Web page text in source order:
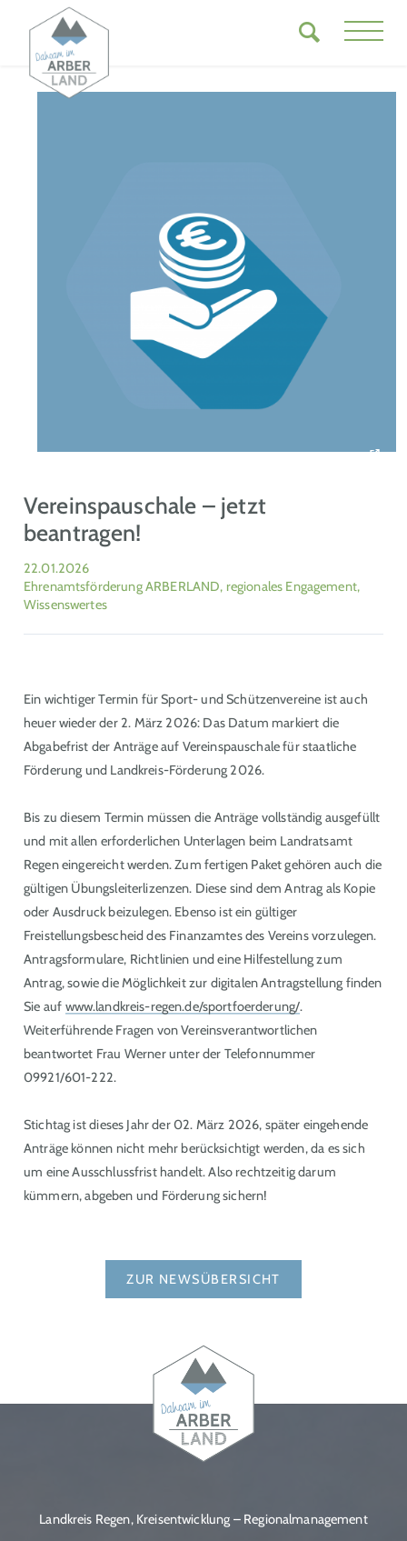
Vereinspauschale – jetzt
beantragen!
22.01.2026
Ehrenamtsförderung ARBERLAND, regionales Engagement,
Wissenswertes
Ein wichtiger Termin für Sport- und Schützenvereine ist auch
heuer wieder der 2. März 2026: Das Datum markiert die
Abgabefrist der Anträge auf Vereinspauschale für staatliche
Förderung und Landkreis-Förderung 2026.
Bis zu diesem Termin müssen die Anträge vollständig ausgefüllt
und mit allen erforderlichen Unterlagen beim Landratsamt
Regen eingereicht werden. Zum fertigen Paket gehören auch die
gültigen Übungsleiterlizenzen. Diese sind dem Antrag als Kopie
oder Ausdruck beizulegen. Ebenso ist ein gültiger
Freistellungsbescheid des Finanzamtes des Vereins vorzulegen.
Antragsformulare, Richtlinien und eine Hilfestellung zum
Antrag, sowie die Möglichkeit zur digitalen Antragstellung finden
Sie auf www.landkreis-regen.de/sportfoerderung/.
Weiterführende Fragen von Vereinsverantwortlichen
beantwortet Frau Werner unter der Telefonnummer
09921/601-222.
Stichtag ist dieses Jahr der 02. März 2026, später eingehende
Anträge können nicht mehr berücksichtigt werden, da es sich
um eine Ausschlussfrist handelt. Also rechtzeitig darum
kümmern, abgeben und Förderung sichern!
ZUR NEWSÜBERSICHT
Landkreis Regen, Kreisentwicklung – Regionalmanagement